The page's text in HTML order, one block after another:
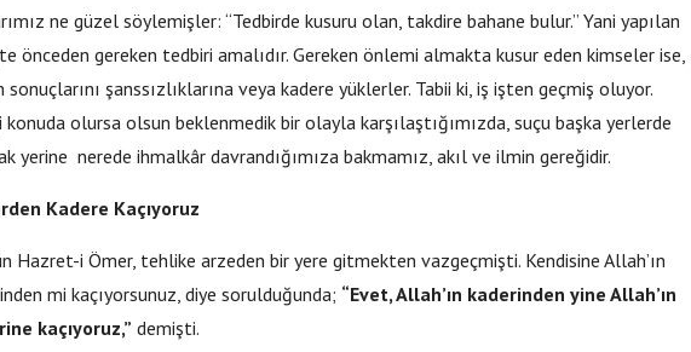
ne güzel söylemişler: “Tedbirde kusuru olan, takdire bahane bulur.” Yani yapılan
önceden gereken tedbiri amalıdır. Gereken önlemi almakta kusur eden kimseler ise,
sonuçlarını şanssızlıklarına veya kadere yüklerler. Tabii ki, iş işten geçmiş oluyor.
konuda olursa olsun beklenmedik bir olayla karşılaştığımızda, suçu başka yerlerde
yerine nerede ihmalkâr davrandığımıza bakmamız, akıl ve ilmin gereğidir.
Kadere Kaçıyoruz
Hazret-i Ömer, tehlike arzeden bir yere gitmekten vazgeçmişti. Kendisine Allah’ın
mi kaçıyorsunuz, diye sorulduğunda; “Evet, Allah’ın kaderinden yine Allah’ın
kaçıyoruz,” demişti.